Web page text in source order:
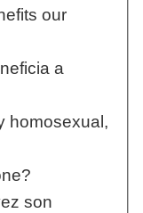
our
a
homosexual,
son